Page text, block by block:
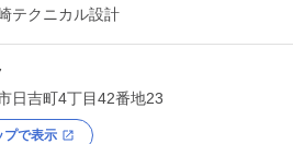
テクニカル設計
日吉町4丁目42番地23
プで表示